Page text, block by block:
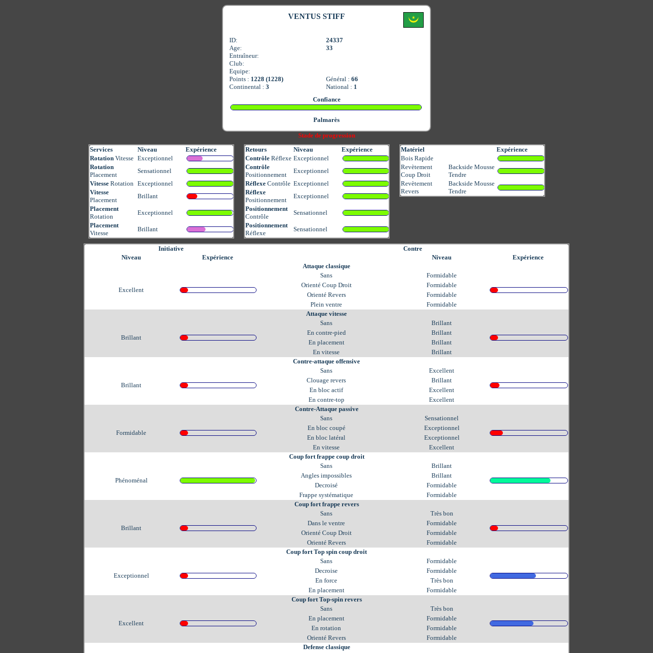
VENTUS STIFF
ID:
24337
Age:
33
Entraîneur:
Club:
Equipe:
Points : 1228 (1228) Général : 66
Continental : 3 National : 1
Confiance
Palmarès
Stade de progression
Services
Niveau
Expérience
Rotation Vitesse Exceptionnel
Rotation
Placement
Sensationnel
Vitesse Rotation Exceptionnel
Vitesse
Placement
Brillant
Placement
Rotation
Exceptionnel
Placement
Vitesse
Brillant
Retours Niveau
Expérience
Contrôle Réflexe Exceptionnel
Contrôle
Positionnement
Exceptionnel
Réflexe Contrôle Exceptionnel
Réflexe
Positionnement
Exceptionnel
Positionnement
Contrôle
Sensationnel
Positionnement
Réflexe
Sensationnel
Matériel
Expérience
Bois Rapide
Revètement
Coup Droit
Backside Mousse
Tendre
Revètement
Revers
Backside Mousse
Tendre
Initiative
Contre
Niveau
Expérience Niveau
Expérience
Attaque classique
Excellent
Sans
Formidable
Orienté Coup Droit
Formidable
Orienté Revers
Formidable
Plein ventre
Formidable
Attaque vitesse
Brillant
Sans
Brillant
En contre-pied
Brillant
En placement
Brillant
En vitesse
Brillant
Contre-attaque offensive
Brillant
Sans
Excellent
Clouage revers
Brillant
En bloc actif
Excellent
En contre-top
Excellent
Contre-Attaque passive
Formidable
Sans
Sensationnel
En bloc coupé
Exceptionnel
En bloc latéral
Exceptionnel
En vitesse
Excellent
Coup fort frappe coup droit
Phénoménal
Sans
Brillant
Angles impossibles
Brillant
Decroisé
Formidable
Frappe systématique
Formidable
Coup fort frappe revers
Brillant
Sans
Très bon
Dans le ventre
Formidable
Orienté Coup Droit
Formidable
Orienté Revers
Formidable
Coup fort Top spin coup droit
Exceptionnel
Sans
Formidable
Decroise
Formidable
En force
Très bon
En placement
Formidable
Coup fort Top-spin revers
Excellent
Sans
Très bon
En placement
Formidable
En rotation
Formidable
Orienté Revers
Formidable
Defense classique